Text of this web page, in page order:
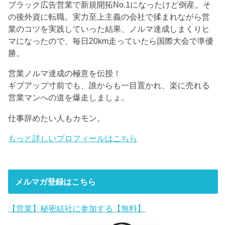
ブラック広告営業で新規開拓No.1になったけど倒産。そ
の後外資に転職。実力至上主義の会社で揉まれながら営
業のコツを実践していった結果、ノルマ達成しまくりヒ
マになったので、毎日20km走っていたら国際大会で準優
勝。
営業ノルマ達成の極意を伝授！
ギブアップ寸前でも、誰からも一目置かれ、楽に売れる
営業マンへの道を爆走しましょ。
仕事辞めたい人もカモン。
もっと詳しいプロフィールはこちら
メルマガ登録はこちら
【営業】秘密結社に参加する【無料】